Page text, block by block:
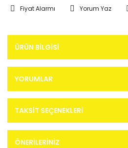
Fiyat Alarmı Yorum Yaz
ÜRÜN BILGISI
YORUMLAR
TAKSIT SEÇENEKLERI
ÖNERILERINIZ